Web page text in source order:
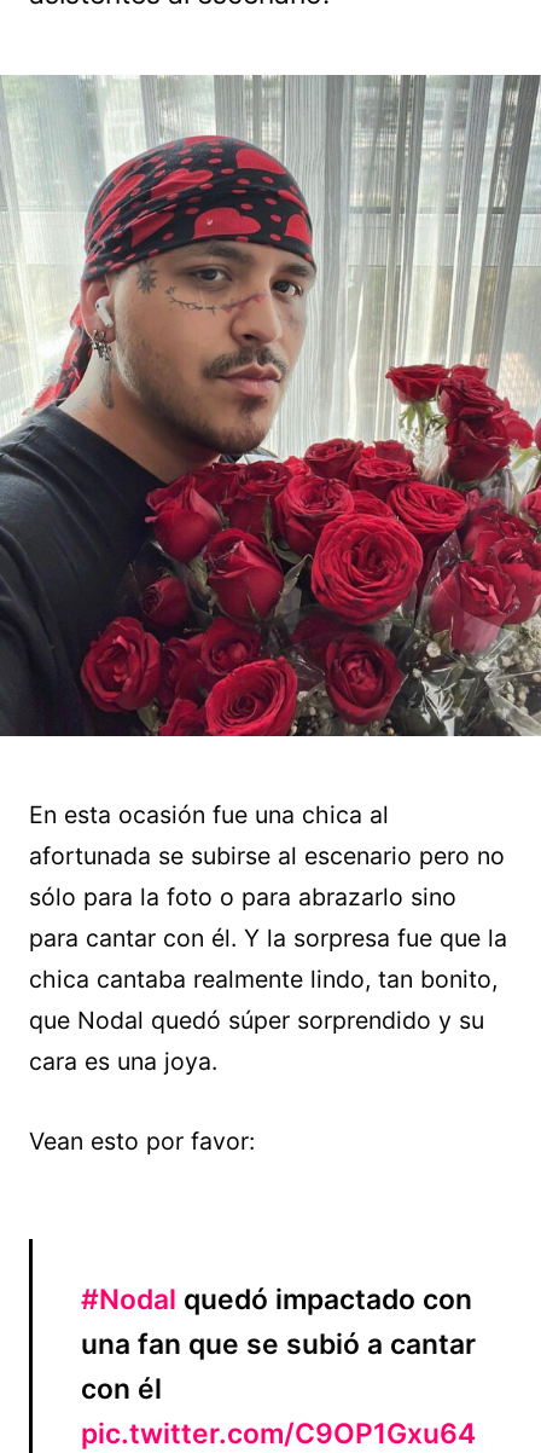
En esta ocasión fue una chica al
afortunada se subirse al escenario pero no
sólo para la foto o para abrazarlo sino
para cantar con él. Y la sorpresa fue que la
chica cantaba realmente lindo, tan bonito,
que Nodal quedó súper sorprendido y su
cara es una joya.
Vean esto por favor:
#Nodal quedó impactado con
una fan que se subió a cantar
con él
pic.twitter.com/C9OP1Gxu64